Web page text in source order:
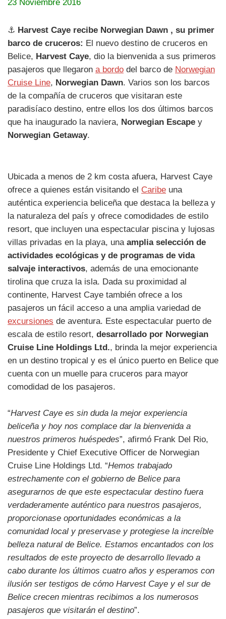
23 Noviembre 2016
⚓ Harvest Caye recibe Norwegian Dawn , su primer
barco de cruceros: El nuevo destino de cruceros en
Belice, Harvest Caye, dio la bienvenida a sus primeros
pasajeros que llegaron a bordo del barco de Norwegian
Cruise Line, Norwegian Dawn. Varios son los barcos
de la compañía de cruceros que visitaran este
paradisíaco destino, entre ellos los dos últimos barcos
que ha inaugurado la naviera, Norwegian Escape y
Norwegian Getaway.
Ubicada a menos de 2 km costa afuera, Harvest Caye
ofrece a quienes están visitando el Caribe una
auténtica experiencia beliceña que destaca la belleza y
la naturaleza del país y ofrece comodidades de estilo
resort, que incluyen una espectacular piscina y lujosas
villas privadas en la playa, una amplia selección de
actividades ecológicas y de programas de vida
salvaje interactivos, además de una emocionante
tirolina que cruza la isla. Dada su proximidad al
continente, Harvest Caye también ofrece a los
pasajeros un fácil acceso a una amplia variedad de
excursiones de aventura. Este espectacular puerto de
escala de estilo resort, desarrollado por Norwegian
Cruise Line Holdings Ltd., brinda la mejor experiencia
en un destino tropical y es el único puerto en Belice que
cuenta con un muelle para cruceros para mayor
comodidad de los pasajeros.
“Harvest Caye es sin duda la mejor experiencia
beliceña y hoy nos complace dar la bienvenida a
nuestros primeros huéspedes”, afirmó Frank Del Rio,
Presidente y Chief Executive Officer de Norwegian
Cruise Line Holdings Ltd. “Hemos trabajado
estrechamente con el gobierno de Belice para
asegurarnos de que este espectacular destino fuera
verdaderamente auténtico para nuestros pasajeros,
proporcionase oportunidades económicas a la
comunidad local y preservase y protegiese la increíble
belleza natural de Belice. Estamos encantados con los
resultados de este proyecto de desarrollo llevado a
cabo durante los últimos cuatro años y esperamos con
ilusión ser testigos de cómo Harvest Caye y el sur de
Belice crecen mientras recibimos a los numerosos
pasajeros que visitarán el destino”.